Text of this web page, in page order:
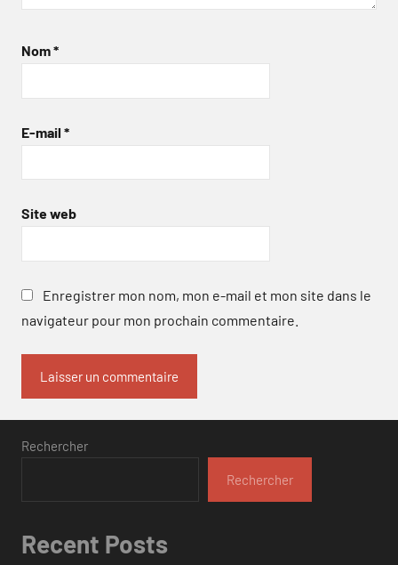
Nom*
E-mail *
Site web
Enregistrer mon nom, mon e-mail et mon site dans le
navigateur pour mon prochain commentaire.
Rechercher
Rechercher
Recent Posts